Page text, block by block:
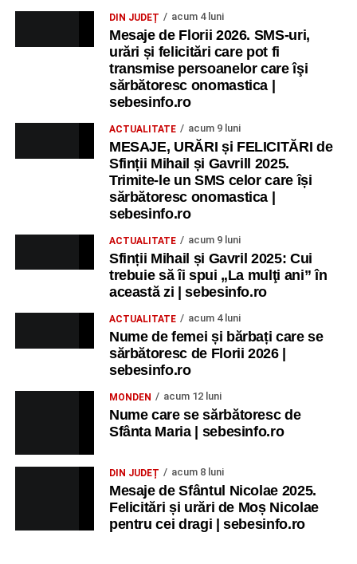
– Grădina Muzeului Municipal „Ioan Raica”
Sebeș: încheierea Școlii de vară„Curcubeul Prieteniei”
– Aula Primăriei Municipiului Sebeș:
festivitatea de premiere a șefilor de promoție și a elevilor
Evaluare Națională și Bacalaureat.
– Parcul Tineretului: Spectacol pentru copii și
Alexandra Pamfilie și Școala de muzică„DoReMi”
Ancuța Stănuș și grupul de folclor;
Trupa de Dansuri Săsești.
Ora 20.30– Parcul Tineretului: proiecția filmului pentru
„Străjerii Deltei”(România, 2021), film de familie și
JOI, 27 AUGUST 2026
Grădina Muzeului Municipal „Ioan
Raica” Sebeș
Sărbătoarea Seniorilor
– festivitatea de
DIN JUDEȚ acum 4 luni
Mesaje de Florii 2026. SMS-uri,
urări și felicitări care pot fi
transmise persoanelor care îşi
sărbătoresc onomastica |
sebesinfo.ro
ACTUALITATE acum 9 luni
MESAJE, URĂRI și FELICITĂRI de
Sfinții Mihail și Gavrill 2025.
Trimite-le un SMS celor care își
sărbătoresc onomastica |
sebesinfo.ro
ACTUALITATE acum 9 luni
Sfinții Mihail și Gavril 2025: Cui
trebuie să îi spui „La mulţi ani” în
această zi | sebesinfo.ro
ACTUALITATE acum 4 luni
Nume de femei și bărbați care se
sărbătoresc de Florii 2026 |
sebesinfo.ro
MONDEN acum 12 luni
Nume care se sărbătoresc de
Sfânta Maria | sebesinfo.ro
DIN JUDEȚ acum 8 luni
Mesaje de Sfântul Nicolae 2025.
Felicitări și urări de Moș Nicolae
pentru cei dragi | sebesinfo.ro